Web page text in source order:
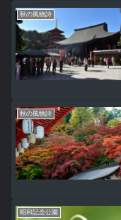
秋の風物詩
秋の風物詩
昭和記念公園